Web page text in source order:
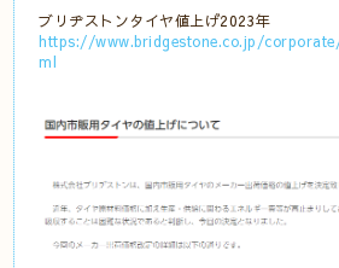
ブリヂストンタイヤ値上げ2023年
https://www.bridgestone.co.jp/
ml